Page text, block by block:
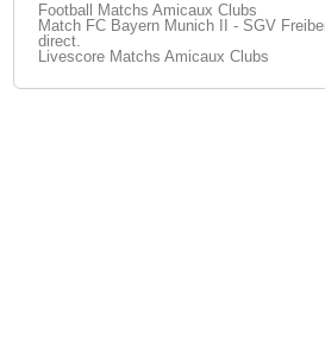
Football Matchs Amicaux Clubs
Match FC Bayern Munich II - SGV
direct.
Livescore Matchs Amicaux Clubs